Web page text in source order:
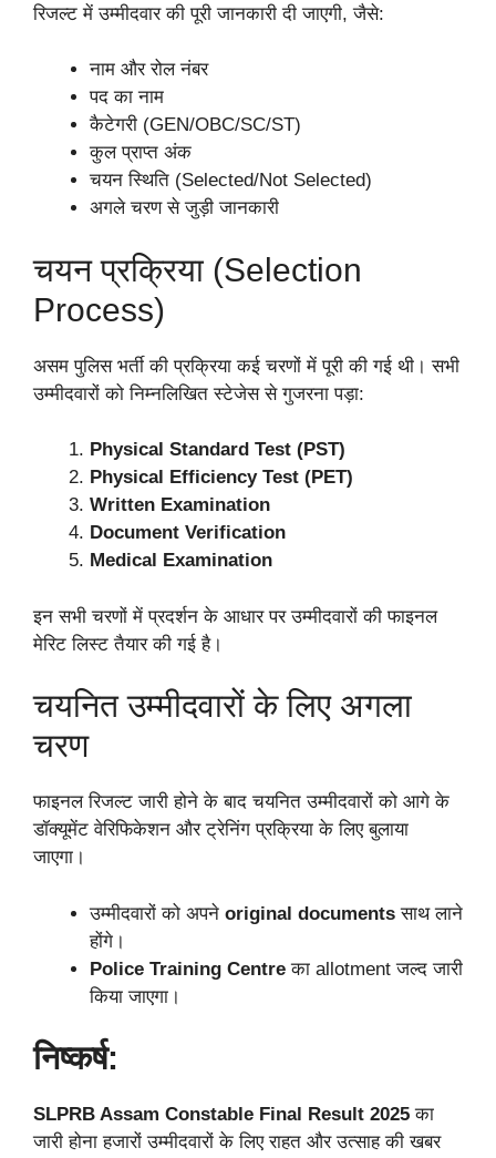
रिजल्ट में उम्मीदवार की पूरी जानकारी दी जाएगी, जैसे:
नाम और रोल नंबर
पद का नाम
कैटेगरी (GEN/OBC/SC/ST)
कुल प्राप्त अंक
चयन स्थिति (Selected/Not Selected)
अगले चरण से जुड़ी जानकारी
चयन प्रक्रिया (Selection
Process)
असम पुलिस भर्ती की प्रक्रिया कई चरणों में पूरी की गई थी। सभी
उम्मीदवारों को निम्नलिखित स्टेजेस से गुजरना पड़ा:
Physical Standard Test (PST)
Physical Efficiency Test (PET)
Written Examination
Document Verification
Medical Examination
इन सभी चरणों में प्रदर्शन के आधार पर उम्मीदवारों की फाइनल
मेरिट लिस्ट तैयार की गई है।
चयनित उम्मीदवारों के लिए अगला
चरण
फाइनल रिजल्ट जारी होने के बाद चयनित उम्मीदवारों को आगे के
डॉक्यूमेंट वेरिफिकेशन और ट्रेनिंग प्रक्रिया के लिए बुलाया
जाएगा।
उम्मीदवारों को अपने original documents साथ लाने
होंगे।
Police Training Centre का allotment जल्द जारी
किया जाएगा।
निष्कर्ष:
SLPRB Assam Constable Final Result 2025 का
जारी होना हजारों उम्मीदवारों के लिए राहत और उत्साह की खबर